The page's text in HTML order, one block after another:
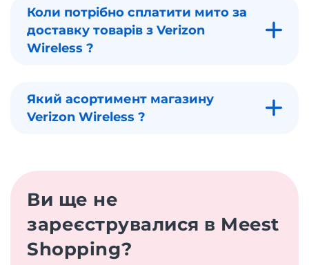
Коли потрібно сплатити мито за
доставку товарів з Verizon
Wireless ?
Який асортимент магазину
Verizon Wireless ?
Ви ще не
зареєструвалися в Meest
Shopping?